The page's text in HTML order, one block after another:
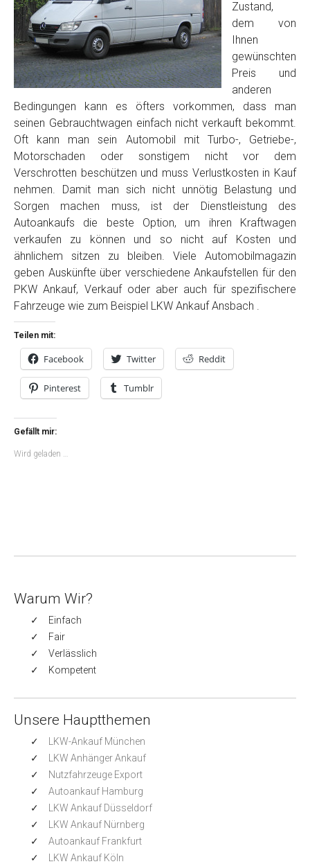
Zustand,
dem von
Ihnen
gewünschten
Preis und
anderen
Bedingungen kann es öfters vorkommen, dass man
seinen Gebrauchtwagen einfach nicht verkauft bekommt.
Oft kann man sein Automobil mit Turbo-, Getriebe-,
Motorschaden oder sonstigem nicht vor dem
Verschrotten beschützen und muss Verlustkosten in Kauf
nehmen. Damit man sich nicht unnötig Belastung und
Sorgen machen muss, ist der Dienstleistung des
Autoankaufs die beste Option, um ihren Kraftwagen
verkaufen zu können und so nicht auf Kosten und
ähnlichem sitzen zu bleiben. Viele Automobilmagazin
geben Auskünfte über verschiedene Ankaufstellen für den
PKW Ankauf, Verkauf oder aber auch für spezifischere
Fahrzeuge wie zum Beispiel LKW Ankauf Ansbach .
Teilen mit:
Facebook Twitter Reddit
Pinterest Tumblr
Gefällt mir:
Wird geladen …
Warum Wir?
Einfach
Fair
Verlässlich
Kompetent
Unsere Hauptthemen
LKW-Ankauf München
LKW Anhänger Ankauf
Nutzfahrzeuge Export
Autoankauf Hamburg
LKW Ankauf Düsseldorf
LKW Ankauf Nürnberg
Autoankauf Frankfurt
LKW Ankauf Köln